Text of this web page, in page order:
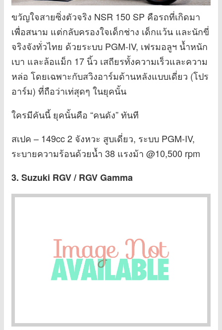
ขวัญใจสายซิ่งตัวจริง NSR 150 SP คือรถที่เกิดมา
เพื่อสนาม แต่กลับครองใจเด็กช่าง เด็กแว้น และนักขี่
จริงจังทั่วไทย ด้วยระบบ PGM-IV, เฟรมอลูฯ น้ำหนัก
เบา และล้อแม็ก 17 นิ้ว เสถียรทั้งความเร็วและความ
หล่อ โดยเฉพาะกับสวิงอาร์มด้านหลังแบบเดี่ยว (โปร
อาร์ม) ที่ถือว่าเท่สุดๆ ในยุคนั้น
ใครมีคันนี้ ยุคนั้นคือ “คนดัง” ทันที
สเปค – 149cc 2 จังหวะ สูบเดี่ยว, ระบบ PGM-IV,
ระบายความร้อนด้วยน้ำ 38 แรงม้า @10,500 rpm
3. Suzuki RGV / RGV Gamma